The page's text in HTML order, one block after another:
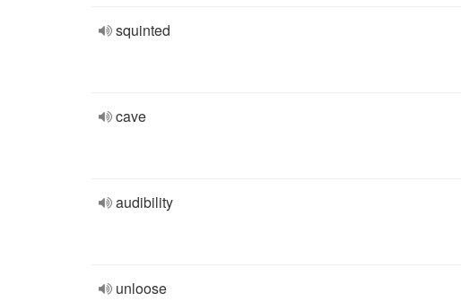
squinted
cave
audibility
unloose